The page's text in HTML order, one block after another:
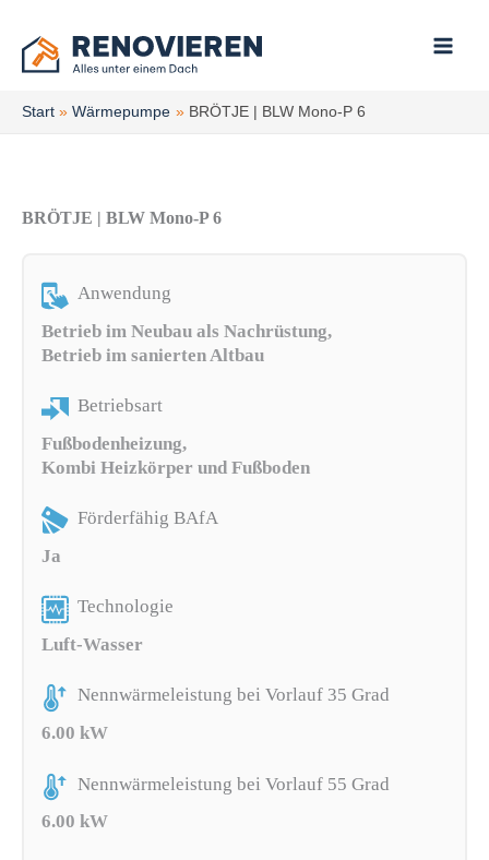
Inhalt
springen
Start Wärmepumpe BRÖTJE | BLW Mono-P 6
BRÖTJE | BLW Mono-P 6
Anwendung
Betrieb im Neubau als Nachrüstung,
Betrieb im sanierten Altbau
Betriebsart
Fußbodenheizung,
Kombi Heizkörper und Fußboden
Förderfähig BAfA
Ja
Technologie
Luft-Wasser
Nennwärmeleistung bei Vorlauf 35 Grad
6.00 kW
Nennwärmeleistung bei Vorlauf 55 Grad
6.00 kW